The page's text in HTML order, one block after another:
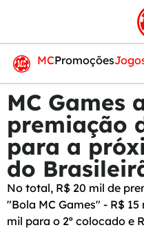
MCPromoções
MC Games
premiação
para a
do
No total, R$ 20 mil de
"Bola MC Games" - R$
mil para o 2º colocado e